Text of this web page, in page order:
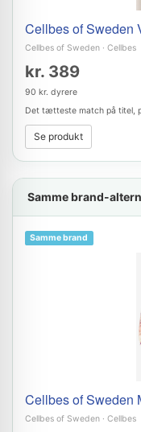
Cellbes of Sweden
Cellbes of Sweden · Cellbes
kr. 389
90 kr. dyrere
Det tætteste match på titel,
Se produkt
Samme brand-
Samme brand
Cellbes of Sweden
Cellbes of Sweden · Cellbes